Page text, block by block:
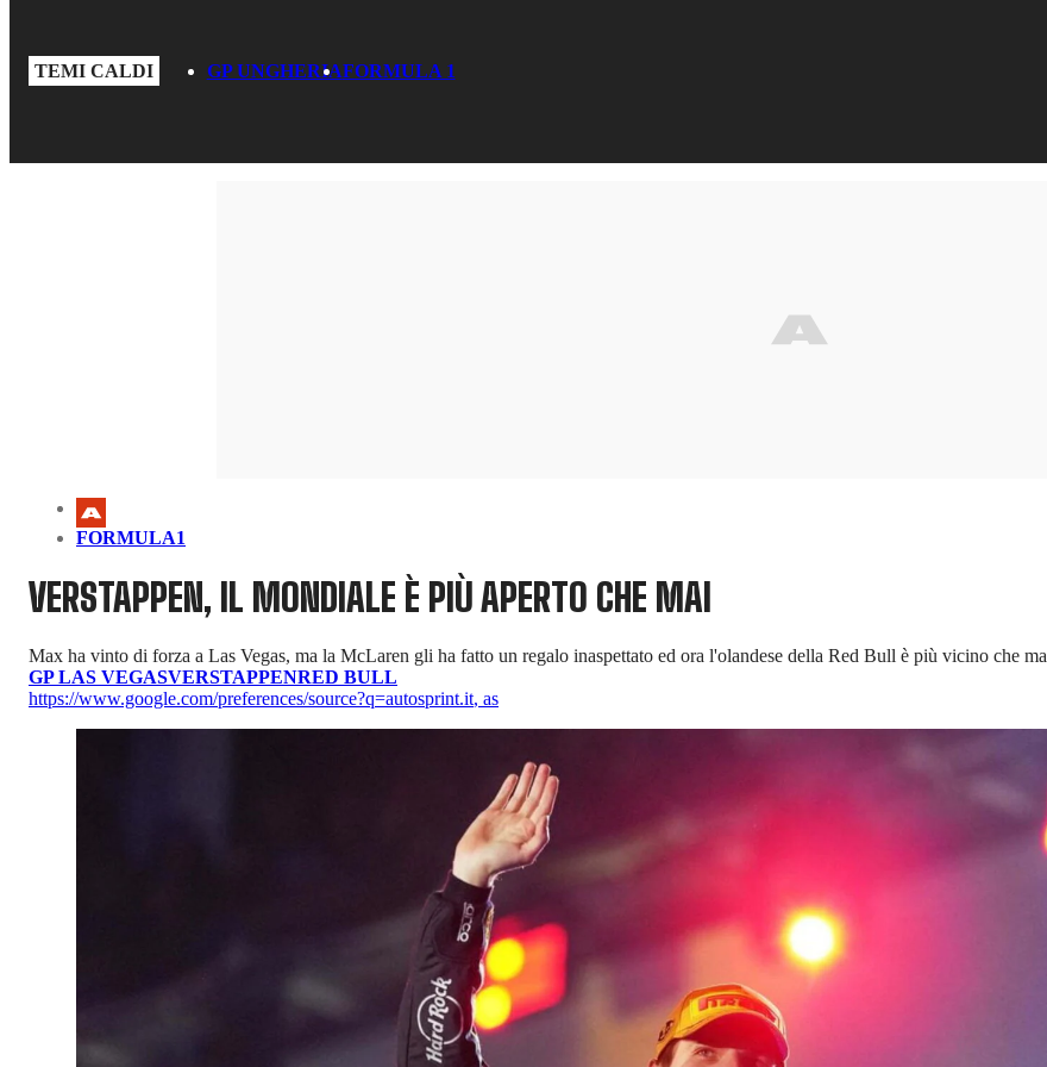
TEMI CALDI GP UNGHERIAFORMULA 1
FORMULA1
VERSTAPPEN, IL MONDIALE È PIÙ APERTO CHE MAI
Max ha vinto di forza a Las Vegas, ma la McLaren gli ha fatto un regalo inaspettato ed ora l'olandese della Red Bull è più vicino che
GP LAS VEGASVERSTAPPENRED BULL
https://www.google.com/preferences/source?q=autosprint.it, as